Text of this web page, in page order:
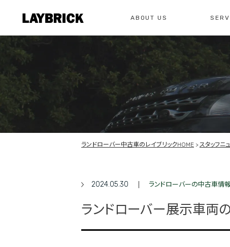
ABOUT US
私たちについて レイ
サービスメニュー 修理
お問い合わせ
総合お問い合わせ
お問い合わ
ランドローバー中古車のレイブリックHOME スタッフニ
2024.05.30 ランドローバーの中古車情
ランドローバー展示車両の